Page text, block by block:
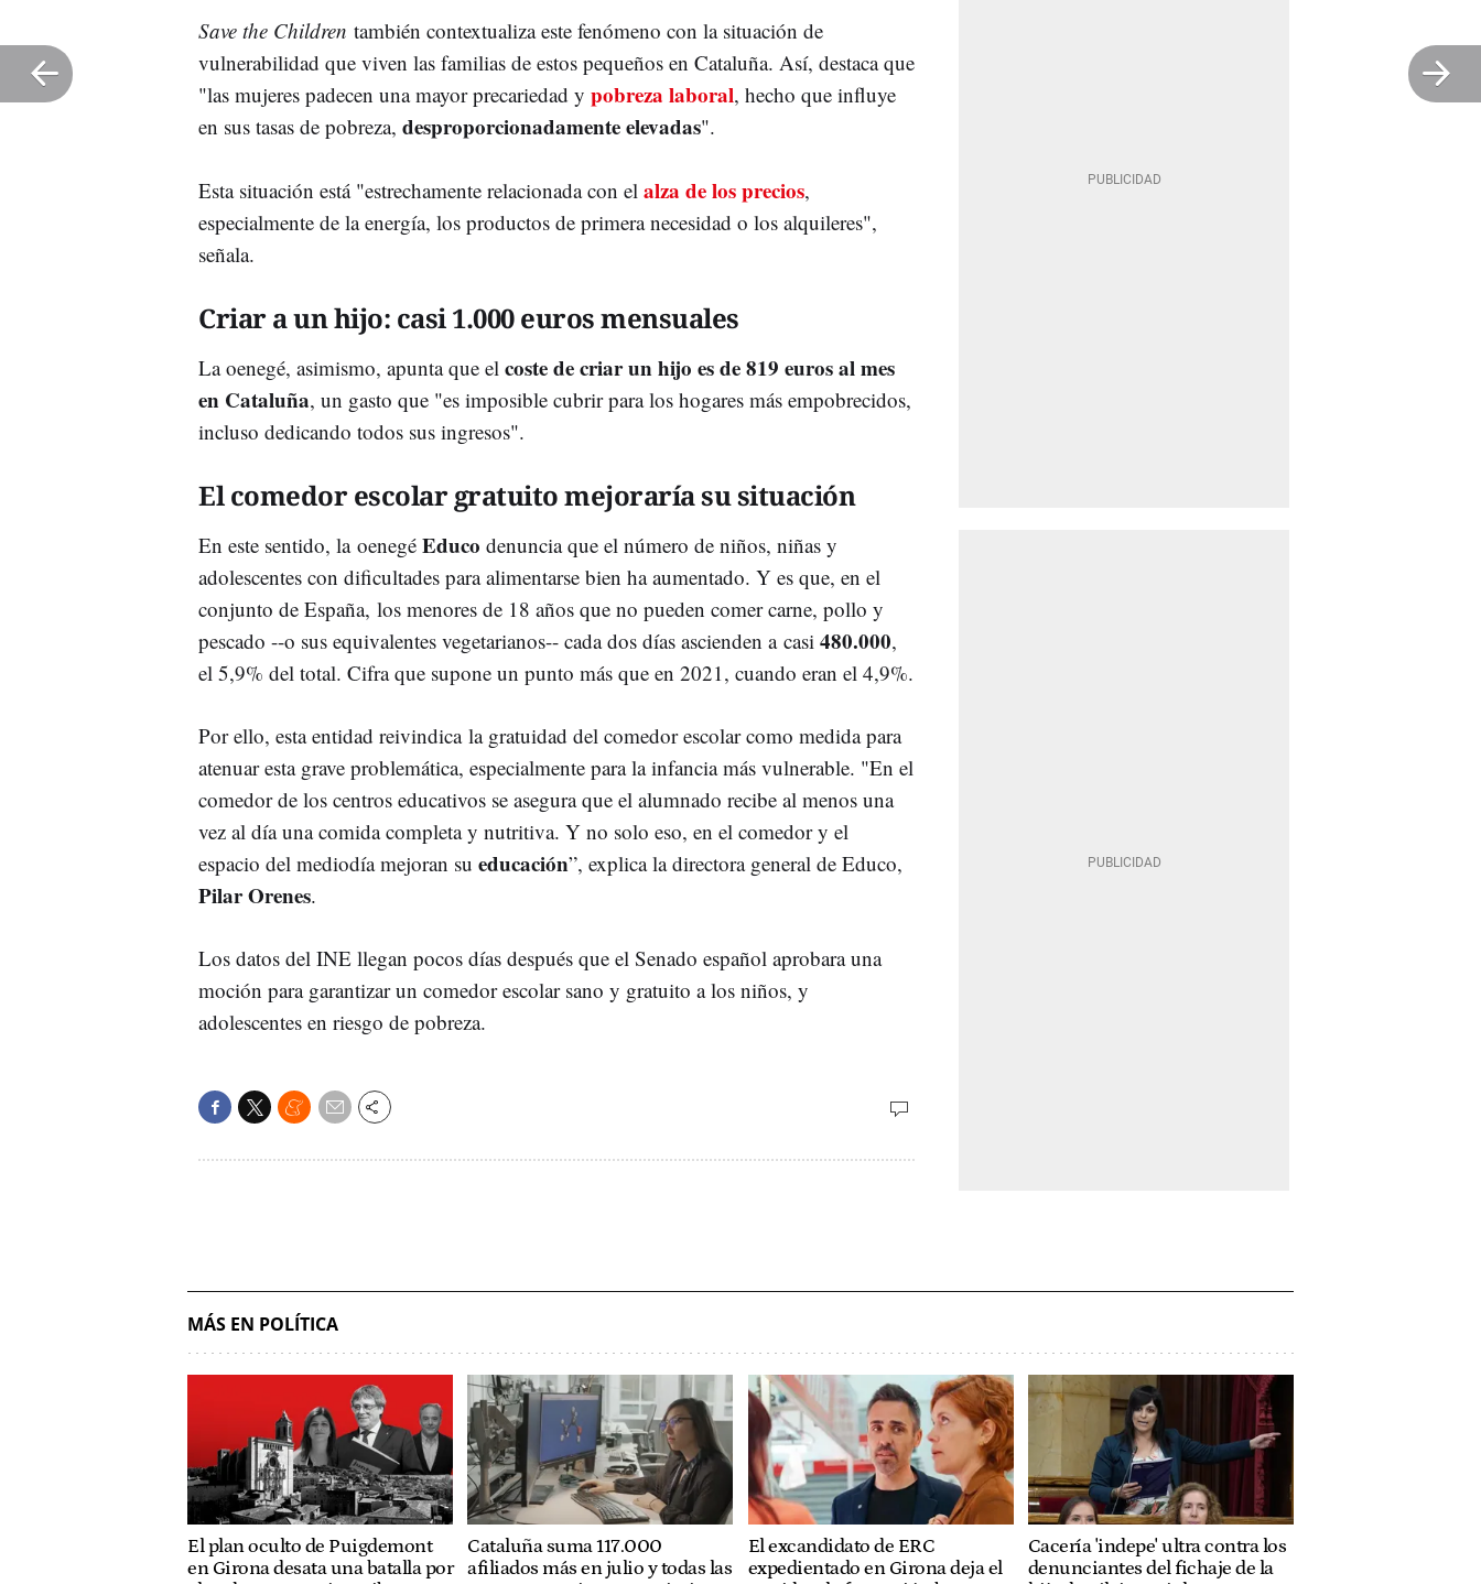
Save the Children también contextualiza este fenómeno con la situación de
vulnerabilidad que viven las familias de estos pequeños en Cataluña. Así, destaca que
"las mujeres padecen una mayor precariedad y pobreza laboral, hecho que influye
en sus tasas de pobreza, desproporcionadamente elevadas".
Esta situación está "estrechamente relacionada con el alza de los precios,
especialmente de la energía, los productos de primera necesidad o los alquileres",
señala.
Criar a un hijo: casi 1.000 euros mensuales
La oenegé, asimismo, apunta que el coste de criar un hijo es de 819 euros al mes
en Cataluña, un gasto que "es imposible cubrir para los hogares más empobrecidos,
incluso dedicando todos sus ingresos".
El comedor escolar gratuito mejoraría su situación
En este sentido, la oenegé Educo denuncia que el número de niños, niñas y
adolescentes con dificultades para alimentarse bien ha aumentado. Y es que, en el
conjunto de España, los menores de 18 años que no pueden comer carne, pollo y
pescado --o sus equivalentes vegetarianos-- cada dos días ascienden a casi 480.000,
el 5,9% del total. Cifra que supone un punto más que en 2021, cuando eran el 4,9%.
Por ello, esta entidad reivindica la gratuidad del comedor escolar como medida para
atenuar esta grave problemática, especialmente para la infancia más vulnerable. "En el
comedor de los centros educativos se asegura que el alumnado recibe al menos una
vez al día una comida completa y nutritiva. Y no solo eso, en el comedor y el
espacio del mediodía mejoran su educación”, explica la directora general de Educo,
Pilar Orenes.
Los datos del INE llegan pocos días después que el Senado español aprobara una
moción para garantizar un comedor escolar sano y gratuito a los niños, y
adolescentes en riesgo de pobreza.
MÁS EN POLÍTICA
El plan oculto de Puigdemont
en Girona desata una batalla por
Cataluña suma 117.000
afiliados más en julio y todas las
El excandidato de ERC
expedientado en Girona deja el
Cacería 'indepe' ultra contra los
denunciantes del fichaje de la